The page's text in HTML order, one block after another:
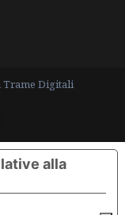
Trame Digitali
alla